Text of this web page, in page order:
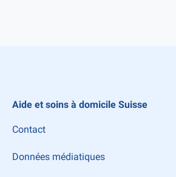
Aide et soins à domicile Suisse
Contact
Données médiatiques